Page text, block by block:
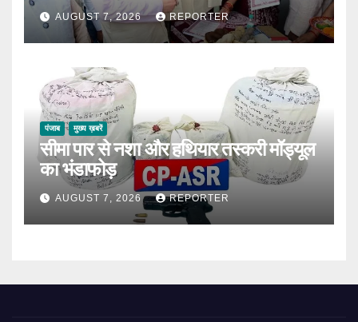
AUGUST 7, 2026 REPORTER
पंजाब मुख्य ख़बरें
सीमा पार से नशा और हथियार तस्करी मॉड्यूल
का भंडाफोड़
AUGUST 7, 2026 REPORTER